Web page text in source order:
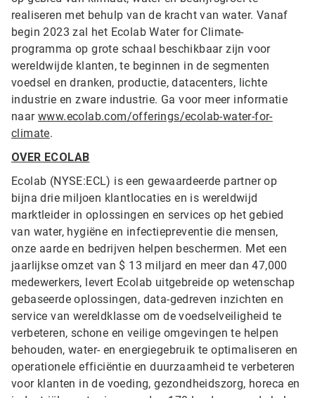
realiseren met behulp van de kracht van water. Vanaf
begin 2023 zal het Ecolab Water for Climate-
programma op grote schaal beschikbaar zijn voor
wereldwijde klanten, te beginnen in de segmenten
voedsel en dranken, productie, datacenters, lichte
industrie en zware industrie. Ga voor meer informatie
naar www.ecolab.com/offerings/ecolab-water-for-
climate.
OVER ECOLAB
Ecolab (NYSE:ECL) is een gewaardeerde partner op
bijna drie miljoen klantlocaties en is wereldwijd
marktleider in oplossingen en services op het gebied
van water, hygiëne en infectiepreventie die mensen,
onze aarde en bedrijven helpen beschermen. Met een
jaarlijkse omzet van $ 13 miljard en meer dan 47,000
medewerkers, levert Ecolab uitgebreide op wetenschap
gebaseerde oplossingen, data-gedreven inzichten en
service van wereldklasse om de voedselveiligheid te
verbeteren, schone en veilige omgevingen te helpen
behouden, water- en energiegebruik te optimaliseren en
operationele efficiëntie en duurzaamheid te verbeteren
voor klanten in de voeding, gezondheidszorg, horeca en